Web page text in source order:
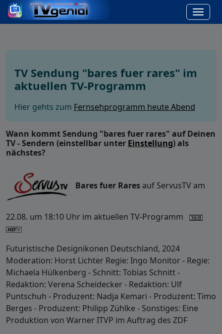
TV Sendung "bares fuer rares" im
aktuellen TV-Programm
Hier gehts zum Fernsehprogramm heute Abend
Wann kommt Sendung "bares fuer rares" auf Deinen
TV - Sendern (einstellbar unter Einstellung) als
nächstes?
Bares fuer Rares auf ServusTV am
22.08. um 18:10 Uhr im aktuellen TV-Programm
Futuristische Designikonen Deutschland, 2024
Moderation: Horst Lichter Regie: Ingo Monitor - Regie:
Michaela Hülkenberg - Schnitt: Tobias Schnitt -
Redaktion: Verena Scheidecker - Redaktion: Ulf
Puntschuh - Produzent: Nadja Kemari - Produzent: Timo
Berges - Produzent: Philipp Zühlke - Sonstiges: Eine
Produktion von Warner ITVP im Auftrag des ZDF